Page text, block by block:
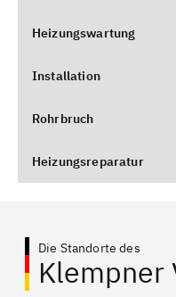
Heizungswartung
Installation
Rohrbruch
Heizungsreparatur
Die Standorte des
Klempner